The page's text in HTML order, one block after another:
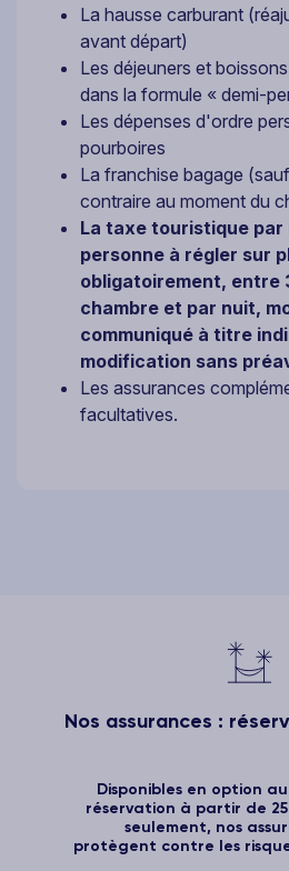
La hausse carburant
avant départ)
Les déjeuners et
dans la formule « demi-
Les dépenses d'ordre
pourboires
La franchise bagage
contraire au moment du
La taxe touristique par
personne à régler sur
obligatoirement, entre
chambre et par nuit,
communiqué à titre
modification sans
Les assurances
facultatives.
Nos assurances :
Disponibles en option
réservation à partir de
seulement, nos
protègent contre les